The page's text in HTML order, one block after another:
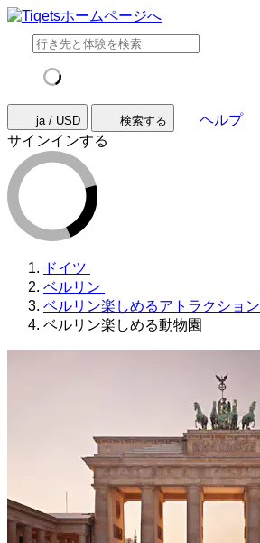
ja / USD 検索する
ヘルプ
サインインする
ドイツ
ベルリン
ベルリン楽しめるアトラクション
ベルリン楽しめる動物園